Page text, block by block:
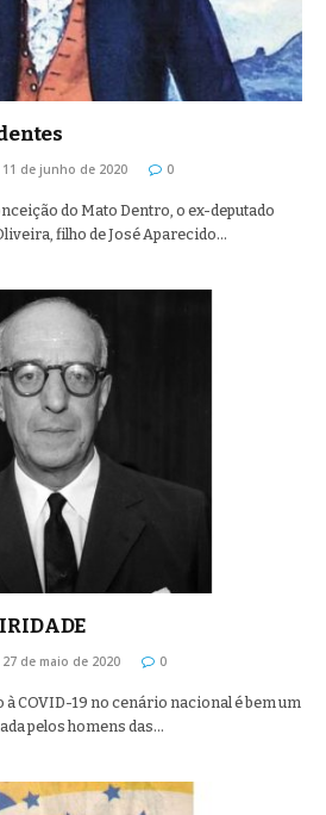
11 de junho de 2020 0
do Mato Dentro, o ex-deputado
filho de José Aparecido…
27 de maio de 2020 0
COVID-19 no cenário nacional é bem um
pelos homens das…